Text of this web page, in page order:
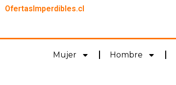
OfertasImperdibles.cl
Mujer Hombre